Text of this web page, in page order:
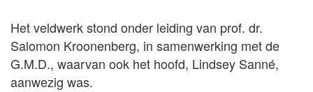
Het veldwerk stond onder leiding van prof. dr.
Salomon Kroonenberg, in samenwerking met de
G.M.D., waarvan ook het hoofd, Lindsey Sanné,
aanwezig was.